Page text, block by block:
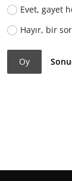
Evet, gayet
Hayır, bir
Oy